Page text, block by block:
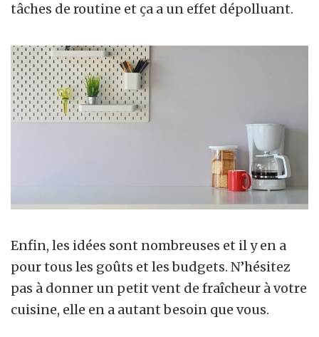
tâches de routine et ça a un effet dépolluant.
Enfin, les idées sont nombreuses et il y en a
pour tous les goûts et les budgets. N’hésitez
pas à donner un petit vent de fraîcheur à votre
cuisine, elle en a autant besoin que vous.